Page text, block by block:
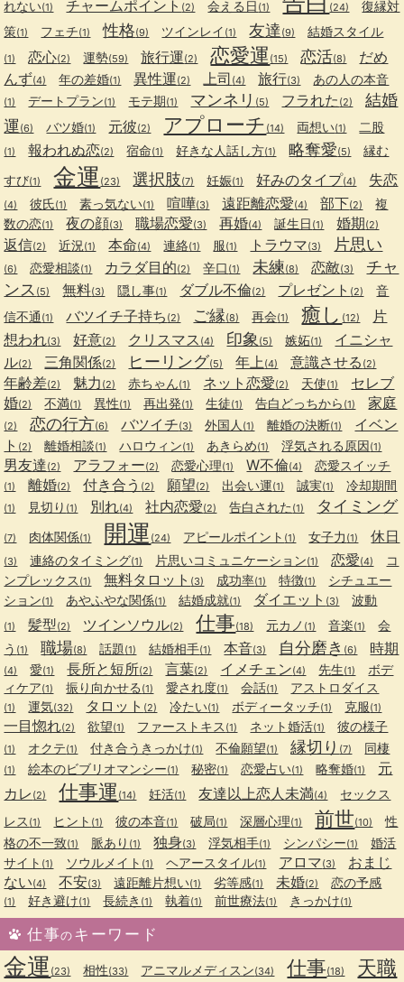
れない(1) チャームポイント (2) 会える日 (1) (24)
復縁対
策(1) フェチ(1) 性格(9) ツインレイ (1) 友達 (9) 結婚スタイル
(1) 恋心(2) 運勢(59) 旅行運(2) 恋愛運 (15) 恋活(8)
だめ
んず(4) 年の差婚(1) 異性運(2) 上司 (4) 旅行(3) あの人の本音
(1) デートプラン(1) モテ期(1) マンネリ (5) フラれた (2)
結婚
運(6) バツ婚(1) 元彼(2) アプローチ (14) 両想い(1) 二股
(1) 報われぬ恋(2) 宿命(1) 好きな人話し方(1) 略奪愛(5)
縁む
すび(1) 金運 (23) 選択肢(7) 妊娠(1) 好みのタイプ(4) 失恋
(4) 彼氏(1) 素っ気ない(1) 喧嘩(3) 遠距離恋愛(4) 部下(2)
複
数の恋(1) 夜の顔(3) 職場恋愛(3) 再婚(4) 誕生日 (1) 婚期(2)
返信(2) 近況 (1) 本命(4) 連絡(1) 服(1) トラウマ(3) 片思い
(6) 恋愛相談(1) カラダ目的(2) 辛口 (1) 未練(8) 恋敵(3)
チャ
ンス (5) 無料(3) 隠し事(1) ダブル不倫(2) プレゼント (2)
音
信不通 (1) バツイチ子持ち (2) ご縁(8) 再会(1) 癒し (12)
片
想われ(3) 好意(2) クリスマス (4) 印象 (5) 嫉妬(1)
イニシャ
ル(2) 三角関係(2) ヒーリング(5) 年上(4) 意識させる (2)
年齢差(2) 魅力 (2) 赤ちゃん(1) ネット恋愛(2) 天使(1)
セレブ
婚(2) 不満(1) 異性(1) 再出発(1) 生徒(1) 告白どっちから (1) 家庭
(2) 恋の行方(6) バツイチ(3) 外国人 (1) 離婚の決断(1)
イベン
ト (2) 離婚相談(1) ハロウィン(1) あきらめ(1) 浮気される原因(1)
男友達(2) アラフォー(2) 恋愛心理(1) W不倫(4) 恋愛スイッチ
(1) 離婚(2) 付き合う (2) 願望(2) 出会い運(1) 誠実(1) 冷却期間
(1) 見切り (1) 別れ(4) 社内恋愛(2) 告白された (1) タイミング
(7) 肉体関係(1) 開運 (24) アピールポイント (1) 女子力 (1) 休日
(3) 連絡のタイミング(1) 片思いコミュニケーション(1) 恋愛(4)
コ
ンプレックス (1) 無料タロット (3) 成功率(1) 特徴(1)
シチュエー
ション(1) あやふやな関係(1) 結婚成就(1) ダイエット (3) 波動
(1) 髪型(2) ツインソウル(2) 仕事(18) 元カノ (1) 音楽(1)
会
う (1) 職場(8) 話題(1) 結婚相手(1) 本音(3) 自分磨き (6) 時期
(4) 愛(1) 長所と短所(2) 言葉(2) イメチェン(4) 先生(1)
ボデ
ィケア(1) 振り向かせる (1) 愛され度(1) 会話(1) アストロダイス
(1) 運気(32) タロット (2) 冷たい(1) ボディータッチ(1) 克服(1)
一目惚れ(2) 欲望(1) ファーストキス (1) ネット婚活(1) 彼の様子
(1) オクテ(1) 付き合うきっかけ(1) 不倫願望(1) 縁切り (7) 同棲
(1) 絵本のビブリオマンシー(1) 秘密(1) 恋愛占い(1) 略奪婚(1)
元
カレ (2) 仕事運 (14) 妊活(1) 友達以上恋人未満(4)
セックス
レス (1) ヒント (1) 彼の本音(1) 破局(1) 深層心理(1) 前世(10)
性
格の不一致(1) 脈あり (1) 独身(3) 浮気相手(1) シンパシー(1)
婚活
サイト (1) ソウルメイト (1) ヘアースタイル(1) アロマ(3)
おまじ
ない(4) 不安(3) 遠距離片想い(1) 劣等感(1) 未婚(2) 恋の予感
(1) 好き避け(1) 長続き (1) 執着(1) 前世療法(1) きっかけ(1)
仕事のキーワード
金運 (23) 相性(33) アニマルメディスン(34) 仕事(18) 天職